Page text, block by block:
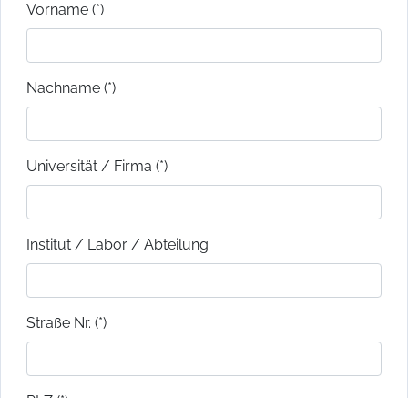
Vorname (*)
Nachname (*)
Universität / Firma (*)
Institut / Labor / Abteilung
Straße Nr. (*)